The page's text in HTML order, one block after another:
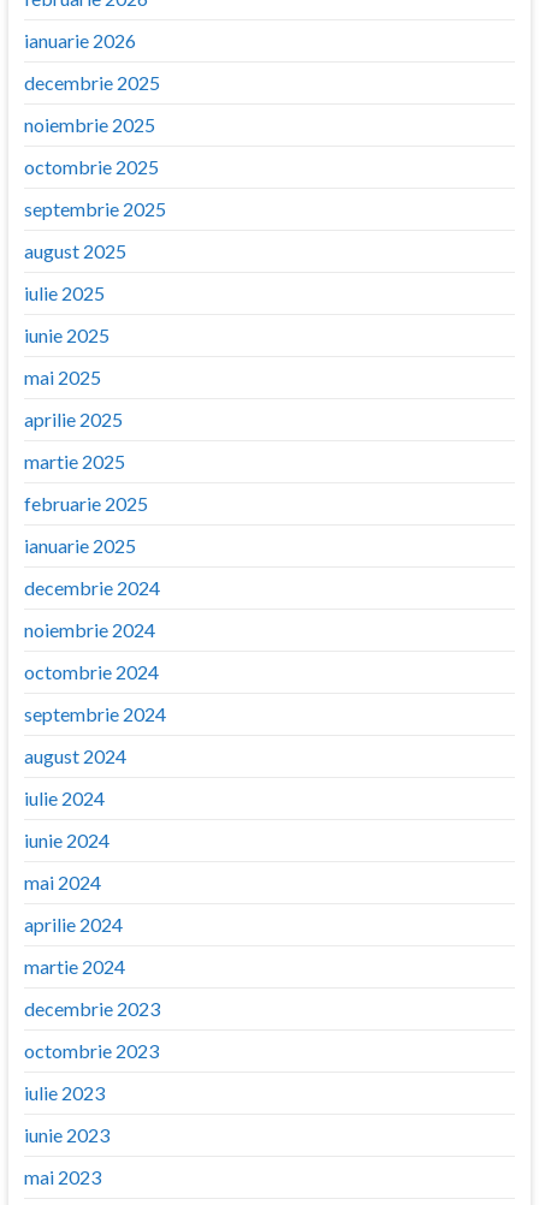
ianuarie 2026
decembrie 2025
noiembrie 2025
octombrie 2025
septembrie 2025
august 2025
iulie 2025
iunie 2025
mai 2025
aprilie 2025
martie 2025
februarie 2025
ianuarie 2025
decembrie 2024
noiembrie 2024
octombrie 2024
septembrie 2024
august 2024
iulie 2024
iunie 2024
mai 2024
aprilie 2024
martie 2024
decembrie 2023
octombrie 2023
iulie 2023
iunie 2023
mai 2023